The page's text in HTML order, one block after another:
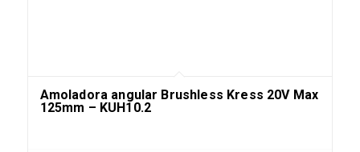
Amoladora angular Brushless Kress 20V Max
125mm – KUH10.2